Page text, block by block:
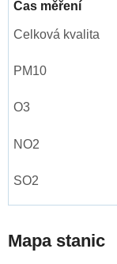
Mapa stanic